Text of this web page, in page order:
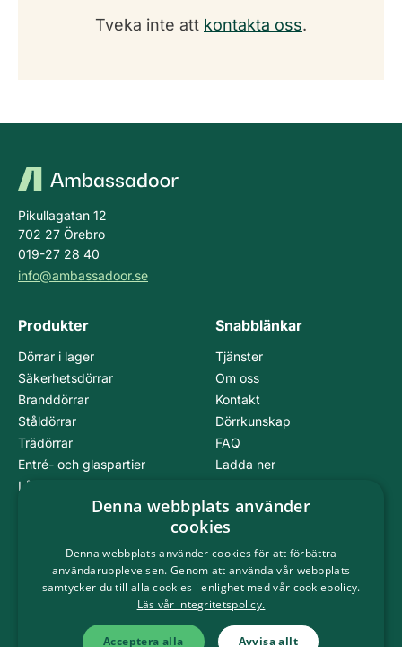
Tveka inte att kontakta oss.
Pikullagatan 12
702 27 Örebro
019-27 28 40
info@ambassadoor.se
Produkter
Dörrar i lager
Säkerhetsdörrar
Branddörrar
Ståldörrar
Trädörrar
Entré- och glaspartier
Lås och beslag
Snabblänkar
Tjänster
Om oss
Kontakt
Dörrkunskap
FAQ
Ladda ner
Denna webbplats använder
cookies
Denna webbplats använder cookies för att förbättra
användarupplevelsen. Genom att använda vår webbplats
samtycker du till alla cookies i enlighet med vår cookiepolicy.
Läs vår integritetspolicy.
Acceptera alla Avvisa allt